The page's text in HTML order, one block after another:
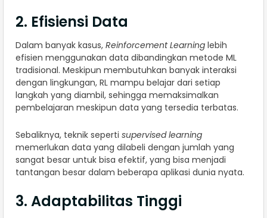
2. Efisiensi Data
Dalam banyak kasus, Reinforcement Learning lebih
efisien menggunakan data dibandingkan metode ML
tradisional. Meskipun membutuhkan banyak interaksi
dengan lingkungan, RL mampu belajar dari setiap
langkah yang diambil, sehingga memaksimalkan
pembelajaran meskipun data yang tersedia terbatas.
Sebaliknya, teknik seperti supervised learning
memerlukan data yang dilabeli dengan jumlah yang
sangat besar untuk bisa efektif, yang bisa menjadi
tantangan besar dalam beberapa aplikasi dunia nyata.
3. Adaptabilitas Tinggi